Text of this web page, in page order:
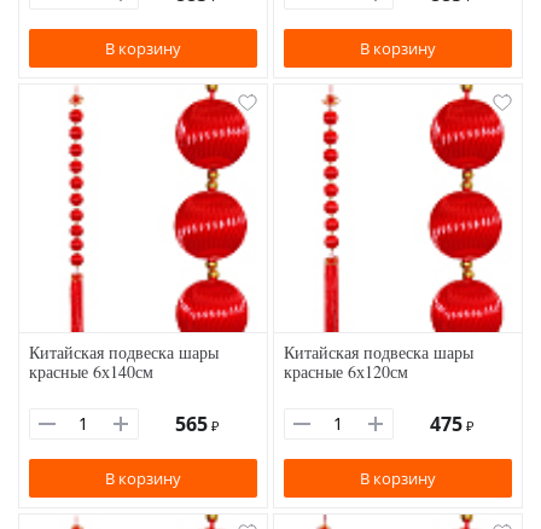
В корзину В корзину
Китайская подвеска шары
красные 6х140см
565 ₽
В корзину
Китайская подвеска шары
красные 6х120см
475 ₽
В корзину